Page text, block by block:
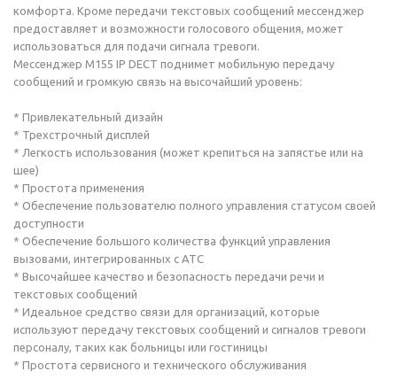
комфорта. Кроме передачи текстовых сообщений мессенджер
предоставляет и возможности голосового общения, может
использоваться для подачи сигнала тревоги.
Мессенджер M155 IP DECT поднимет мобильную передачу
сообщений и громкую связь на высочайший уровень:
* Привлекательный дизайн
* Трехстрочный дисплей
* Легкость использования (может крепиться на запястье или на
шее)
* Простота применения
* Обеспечение пользователю полного управления статусом своей
доступности
* Обеспечение большого количества функций управления
вызовами, интегрированных с АТС
* Высочайшее качество и безопасность передачи речи и
текстовых сообщений
* Идеальное средство связи для организаций, которые
используют передачу текстовых сообщений и сигналов тревоги
персоналу, таких как больницы или гостиницы
* Простота сервисного и технического обслуживания